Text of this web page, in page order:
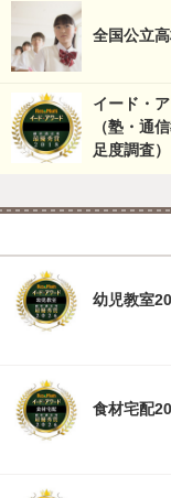
全国公立
イード・
（塾・通
足度調査）
幼児教室
食材宅配